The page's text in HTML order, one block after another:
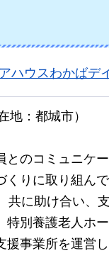
ハウスわかばデ
地：都城市）
とのコミュニケ
くりに取り組ん
共に助け合い、
別養護老人ホ
事業所を運営し